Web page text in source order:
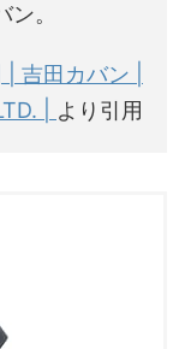
。
吉田カバン |
| より引用